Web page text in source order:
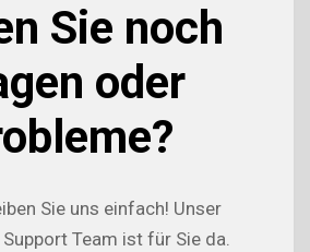
Sie noch
oder
Sie uns einfach! Unser
Team ist für Sie da.